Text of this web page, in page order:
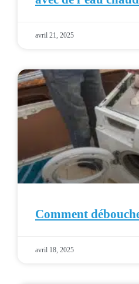
avril 21, 2025
Comment
avril 18, 2025